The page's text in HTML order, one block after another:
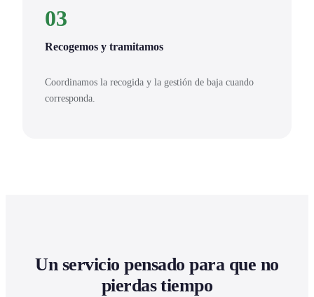
03
Recogemos y tramitamos
Coordinamos la recogida y la gestión de baja cuando
corresponda.
Un servicio pensado para que no
pierdas tiempo